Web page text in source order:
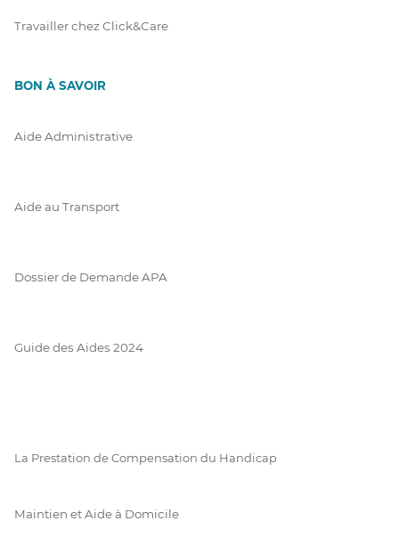
Travailler chez Click&Care
BON À SAVOIR
Aide Administrative
Aide au Transport
Dossier de Demande APA
Guide des Aides 2024
La Prestation de Compensation du Handicap
Maintien et Aide à Domicile